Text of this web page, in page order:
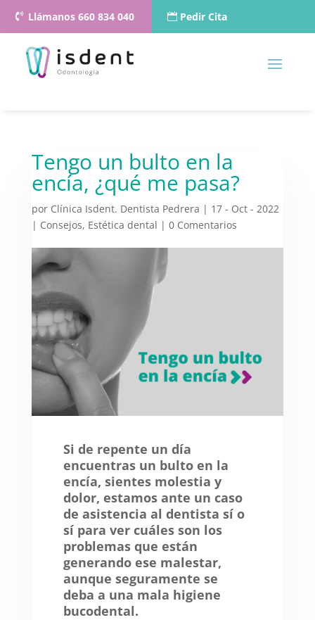
Llámanos 660 834 040 Pedir Cita
Tengo un bulto en la
encía, ¿qué me pasa?
por Clínica Isdent. Dentista Pedrera | 17 - Oct - 2022
| Consejos, Estética dental | 0 Comentarios
Si de repente un día
encuentras un bulto en la
encía, sientes molestia y
dolor, estamos ante un caso
de asistencia al dentista sí o
sí para ver cuáles son los
problemas que están
generando ese malestar,
aunque seguramente se
deba a una mala higiene
bucodental.